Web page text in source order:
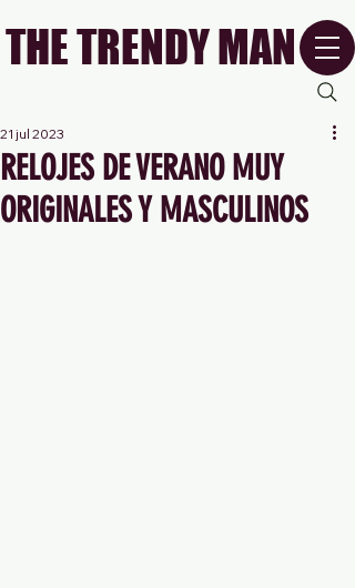
THE TRENDY MAN
RELOJES DE VERANO MUY
ORIGINALES Y MASCULINOS
21 jul 2023